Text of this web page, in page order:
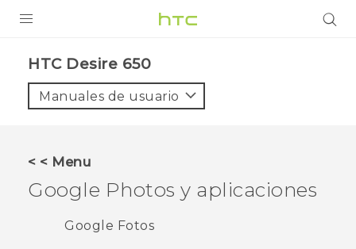
VIVE
HTC Desire 650‎
Manuales de usuario
< < Menu
Google Photos y aplicaciones
Google Fotos